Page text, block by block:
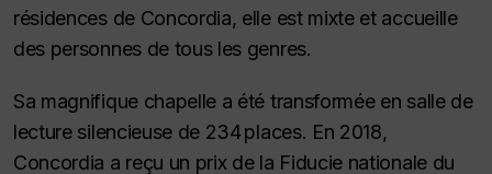
résidences de Concordia, elle est mixte et accueille
des personnes de tous les genres.
Sa magnifique chapelle a été transformée en salle de
lecture silencieuse de 234 places. En 2018,
Concordia a reçu un prix de la Fiducie nationale du